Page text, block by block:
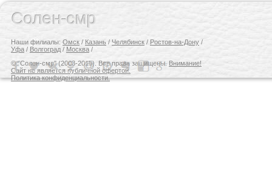
Солен-смр
Наши филиалы: Омск / Казань / Челябинск / Ростов-на-Дону /
Уфа / Волгоград / Москва /
© "Солен-смр" (2003-2015). Все права защищены. Внимание!
Сайт не является публичной офертой.
Политика конфиденциальности.